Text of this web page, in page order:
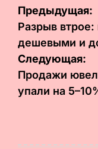
Навигация
по
записям
Предыдущая:
Разрыв
дешевыми и
Следующая:
Продажи
упали на